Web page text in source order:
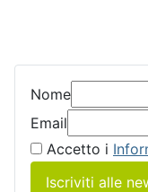
Nome
Email
Accetto i
Iscriviti alle